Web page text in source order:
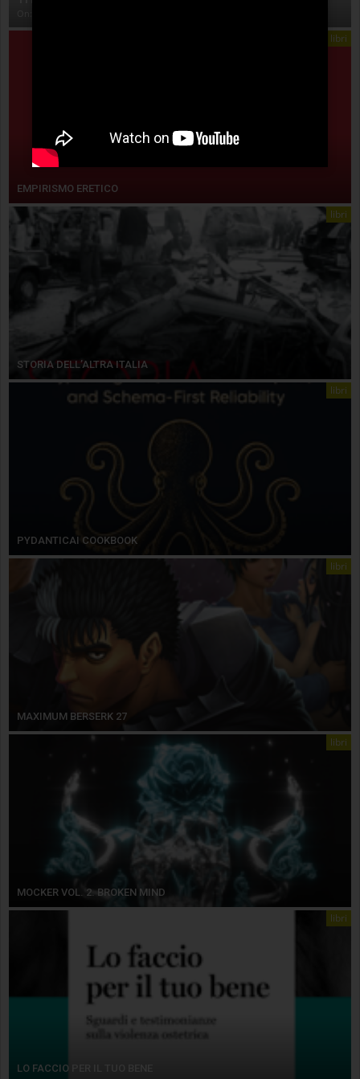
libri
EMPIRISMO ERETICO
libri
STORIA DELL’ALTRA ITALIA
libri
PYDANTICAI COOKBOOK
libri
MAXIMUM BERSERK 27
libri
MOCKER VOL. 2. BROKEN MIND
libri
LO FACCIO PER IL TUO BENE